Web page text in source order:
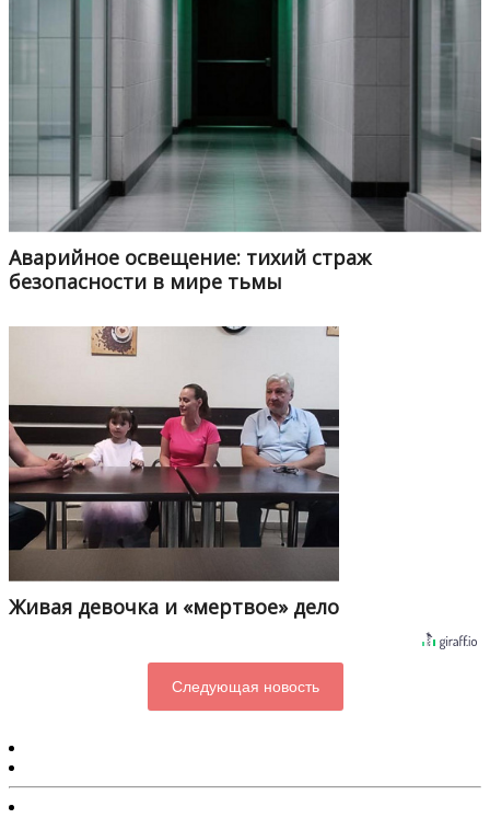
Аварийное освещение: тихий страж
безопасности в мире тьмы
Живая девочка и «мертвое» дело
Следующая новость